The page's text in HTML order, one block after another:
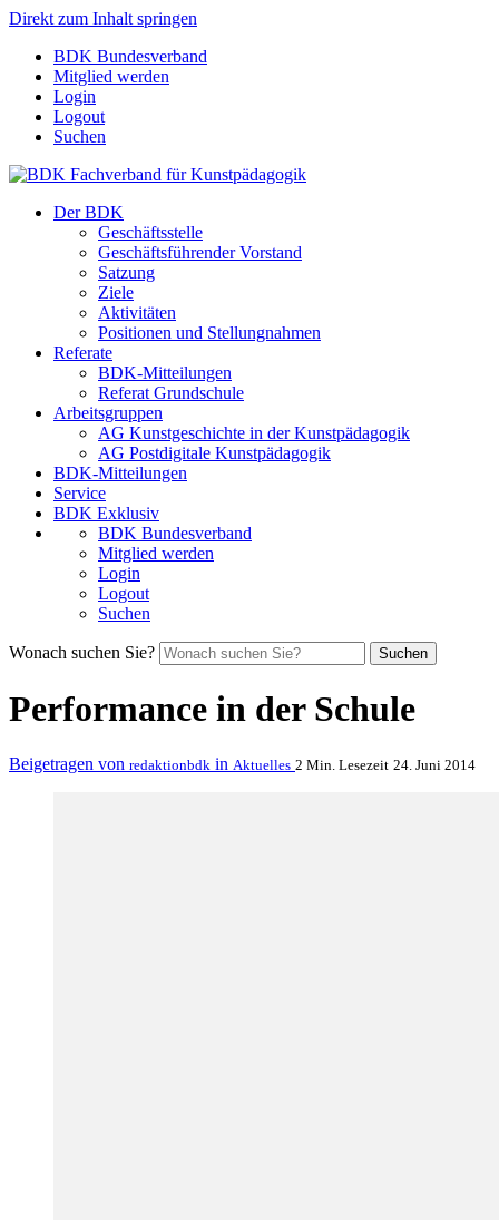
Direkt zum Inhalt springen
BDK Bundesverband
Mitglied werden
Login
Logout
Suchen
Der BDK
Geschäftsstelle
Geschäftsführender Vorstand
Satzung
Ziele
Aktivitäten
Positionen und Stellungnahmen
Referate
BDK-Mitteilungen
Referat Grundschule
Arbeitsgruppen
AG Kunstgeschichte in der Kunstpädagogik
AG Postdigitale Kunstpädagogik
BDK-Mitteilungen
Service
BDK Exklusiv
BDK Bundesverband
Mitglied werden
Login
Logout
Suchen
Wonach suchen Sie? Suchen
Performance in der Schule
Beigetragen von redaktionbdk in Aktuelles 2 Min. Lesezeit 24. Juni 2014